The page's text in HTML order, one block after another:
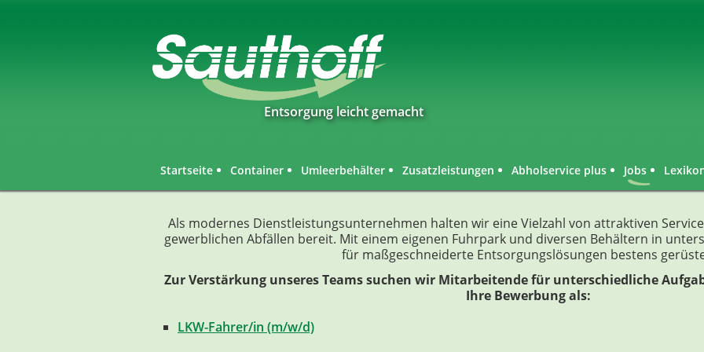
Entsorgung leicht gemacht
Startseite Container Umleerbehälter Zusatzleistungen Abholservice plus Jobs
Als modernes Dienstleistungsunternehmen halten wir eine Vielzahl von attraktiven
gewerblichen Abfällen bereit. Mit einem eigenen Fuhrpark und diversen Behältern in
für maßgeschneiderte Entsorgungslösungen bestens
Zur Verstärkung unseres Teams suchen wir Mitarbeitende für unterschiedliche
Ihre Bewerbung als:
LKW-Fahrer/in (m/w/d)